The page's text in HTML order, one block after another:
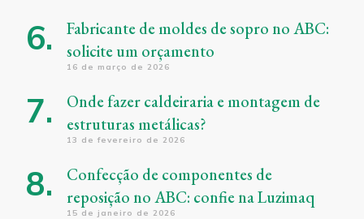
Fabricante de moldes de sopro no ABC:
solicite um orçamento
16 de março de 2026
Onde fazer caldeiraria e montagem de
estruturas metálicas?
13 de fevereiro de 2026
Confecção de componentes de
reposição no ABC: confie na Luzimaq
15 de janeiro de 2026